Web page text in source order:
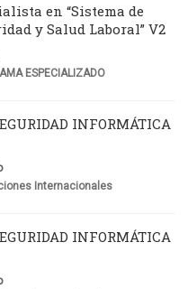
en “Sistema de
y Salud Laboral” V2
ESPECIALIZADO
INFORMÁTICA
Internacionales
INFORMÁTICA